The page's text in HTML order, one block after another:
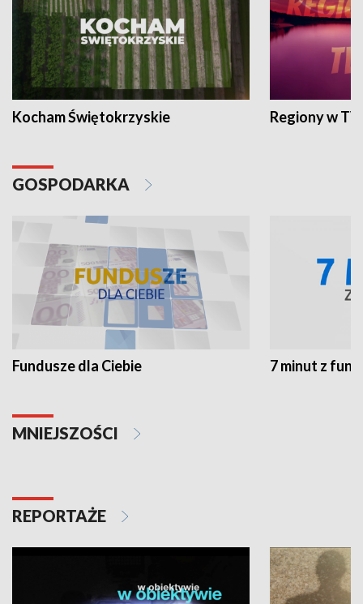
Kocham Świętokrzyskie Regiony w
GOSPODARKA
Fundusze dla Ciebie 7 minut z
MNIEJSZOŚCI
REPORTAŻE